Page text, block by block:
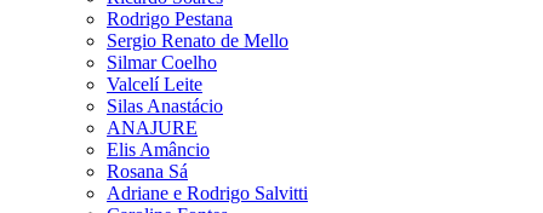
Rodrigo Pestana
Sergio Renato de Mello
Silmar Coelho
Valcelí Leite
Silas Anastácio
ANAJURE
Elis Amâncio
Rosana Sá
Adriane e Rodrigo Salvitti